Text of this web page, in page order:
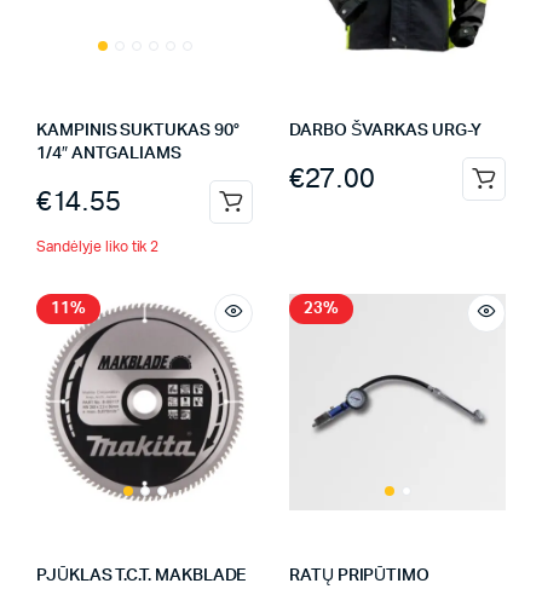
KAMPINIS SUKTUKAS 90°
1/4″ ANTGALIAMS
€14.55
Sandėlyje liko tik 2
DARBO ŠVARKAS URG-Y
€27.00
11%
PJŪKLAS T.C.T. MAKBLADE
23%
RATŲ PRIPŪTIMO